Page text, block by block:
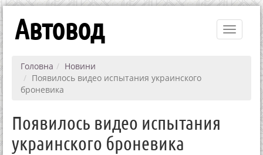
Toggle
Автовод
Головна
Новини
Появилось видео испытания украинского
броневика
Появилось видео испытания
украинского броневика